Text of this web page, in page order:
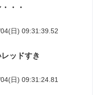
・・
04(日) 09:31:39.52
ッドすき
04(日) 09:31:24.81